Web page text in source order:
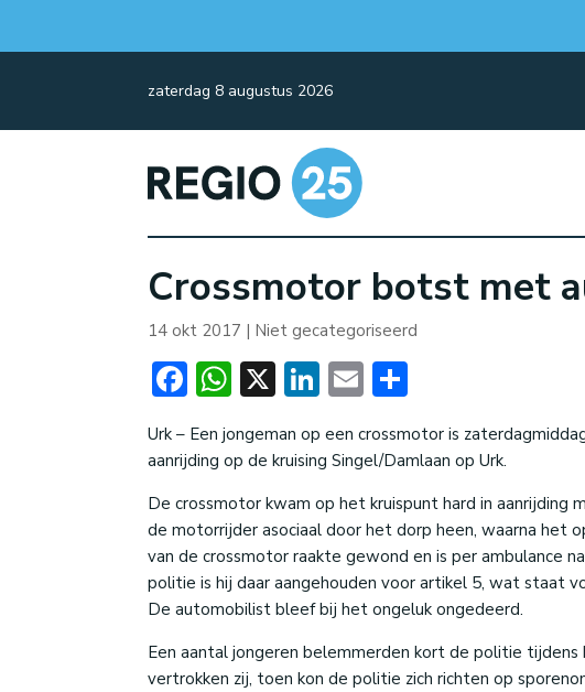
zaterdag 8 augustus 2026
Crossmotor botst met
14 okt 2017 | Niet gecategoriseerd
Facebook
WhatsApp
X LinkedIn
Email
Urk – Een jongeman op een crossmotor is
aanrijding op de kruising Singel/Damlaan op Urk.
De crossmotor kwam op het kruispunt hard in aanrijding
de motorrijder asociaal door het dorp heen, waarna het
van de crossmotor raakte gewond en is per ambulance
politie is hij daar aangehouden voor artikel 5, wat staat
De automobilist bleef bij het ongeluk ongedeerd.
Een aantal jongeren belemmerden kort de politie tijdens
vertrokken zij, toen kon de politie zich richten op